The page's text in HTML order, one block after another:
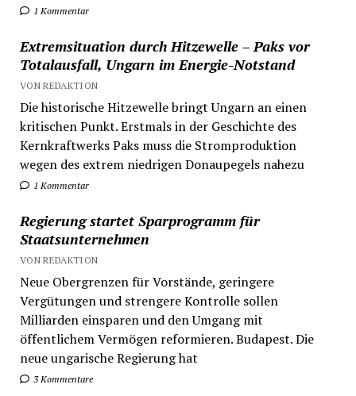
1 Kommentar
Extremsituation durch Hitzewelle – Paks vor
Totalausfall, Ungarn im Energie-Notstand
VON REDAKTION
Die historische Hitzewelle bringt Ungarn an einen
kritischen Punkt. Erstmals in der Geschichte des
Kernkraftwerks Paks muss die Stromproduktion
wegen des extrem niedrigen Donaupegels nahezu
1 Kommentar
Regierung startet Sparprogramm für
Staatsunternehmen
VON REDAKTION
Neue Obergrenzen für Vorstände, geringere
Vergütungen und strengere Kontrolle sollen
Milliarden einsparen und den Umgang mit
öffentlichem Vermögen reformieren. Budapest. Die
neue ungarische Regierung hat
3 Kommentare